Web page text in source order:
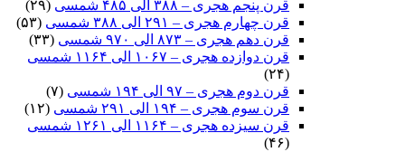
قرن پنجم هجری – ۳۸۸ الی ۴۸۵ شمسی
(۲۹)
قرن چهارم هجری – ۲۹۱ الی ۳۸۸ شمسی
(۵۳)
قرن دهم هجری – ۸۷۳ الی ۹۷۰ شمسی
(۳۳)
قرن دوازده هجری – ۱۰۶۷ الی ۱۱۶۴ شمسی
(۲۴)
قرن دوم هجری – ۹۷ الی ۱۹۴ شمسی
(۷)
قرن سوم هجری – ۱۹۴ الی ۲۹۱ شمسی
(۱۲)
قرن سیزده هجری – ۱۱۶۴ الی ۱۲۶۱ شمسی
(۴۶)